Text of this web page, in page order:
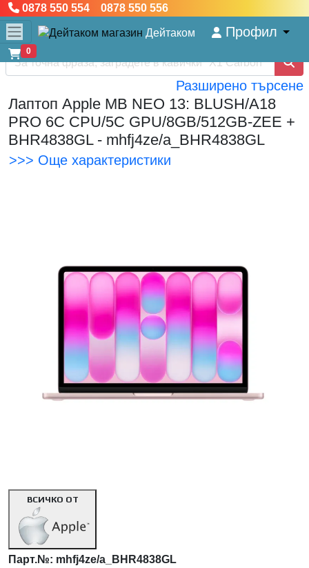
0878 550 554 0878 550 556
Дейтаком Профил
0
Разширено търсене
Лаптоп Apple MB NEO 13: BLUSH/A18
PRO 6C CPU/5C GPU/8GB/512GB-ZEE +
BHR4838GL - mhfj4ze/a_BHR4838GL
>>> Още характеристики
ВСИЧКО ОТ
Парт.№: mhfj4ze/a_BHR4838GL